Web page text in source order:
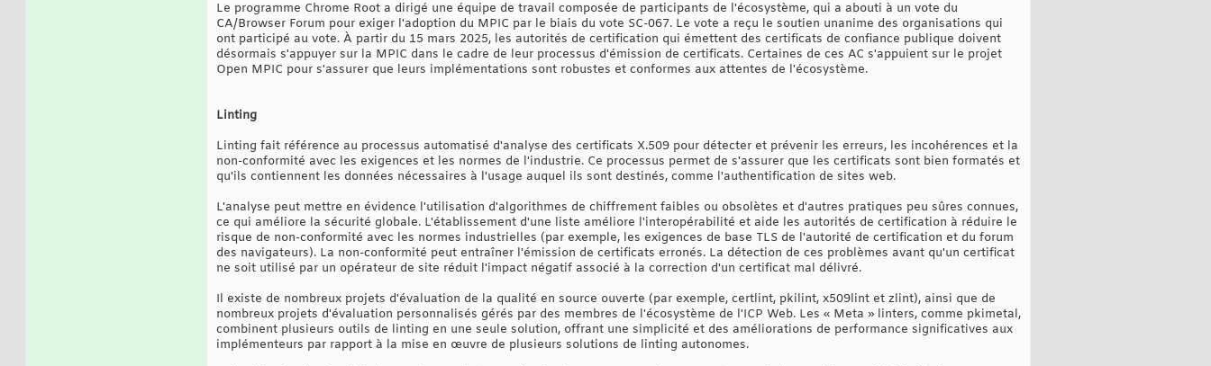
Le programme Chrome Root a dirigé une équipe de travail composée de participants de l'écosystème, qui a abouti à un vote du
CA/Browser Forum pour exiger l'adoption du MPIC par le biais du vote SC-067. Le vote a reçu le soutien unanime des organisations qui
ont participé au vote. À partir du 15 mars 2025, les autorités de certification qui émettent des certificats de confiance publique doivent
désormais s'appuyer sur la MPIC dans le cadre de leur processus d'émission de certificats. Certaines de ces AC s'appuient sur le projet
Open MPIC pour s'assurer que leurs implémentations sont robustes et conformes aux attentes de l'écosystème.
Linting
Linting fait référence au processus automatisé d'analyse des certificats X.509 pour détecter et prévenir les erreurs, les incohérences et la
non-conformité avec les exigences et les normes de l'industrie. Ce processus permet de s'assurer que les certificats sont bien formatés et
qu'ils contiennent les données nécessaires à l'usage auquel ils sont destinés, comme l'authentification de sites web.
L'analyse peut mettre en évidence l'utilisation d'algorithmes de chiffrement faibles ou obsolètes et d'autres pratiques peu sûres connues,
ce qui améliore la sécurité globale. L'établissement d'une liste améliore l'interopérabilité et aide les autorités de certification à réduire le
risque de non-conformité avec les normes industrielles (par exemple, les exigences de base TLS de l'autorité de certification et du forum
des navigateurs). La non-conformité peut entraîner l'émission de certificats erronés. La détection de ces problèmes avant qu'un certificat
ne soit utilisé par un opérateur de site réduit l'impact négatif associé à la correction d'un certificat mal délivré.
Il existe de nombreux projets d'évaluation de la qualité en source ouverte (par exemple, certlint, pkilint, x509lint et zlint), ainsi que de
nombreux projets d'évaluation personnalisés gérés par des membres de l'écosystème de l'ICP Web. Les « Meta » linters, comme pkimetal,
combinent plusieurs outils de linting en une seule solution, offrant une simplicité et des améliorations de performance significatives aux
implémenteurs par rapport à la mise en œuvre de plusieurs solutions de linting autonomes.